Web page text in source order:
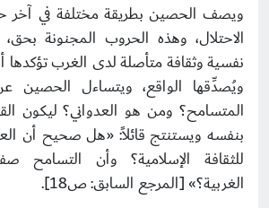
ويصف الحصين بطريقة مختلفة في آخر
الاحتلال، وهذه الحروب المجنونة
نفسية وثقافة متأصلة لدى الغرب تؤكدها
ويُصدِّقها الواقع، ويتساءل
المتسامح؟ ومن هو العدواني؟ ليكون
بنفسه ويستنتج قائلاً: «هل صحيح أن
للثقافة الإسلامية؟ وأن التسامح
الغربية؟» [المرجع السابق: ص18].